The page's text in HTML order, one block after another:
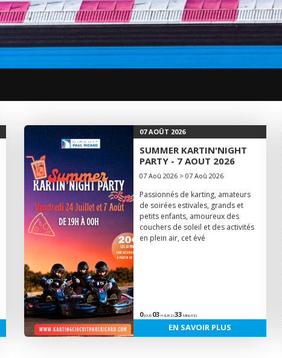
07 AOÛT 2026
SUMMER KARTIN'NIGHT
PARTY - 7 AOUT 2026
07 Aoû 2026 > 07 Aoû 2026
Passionnés de karting, amateurs
de soirées estivales, grands et
petits enfants, amoureux des
couchers de soleil et des activités
en plein air, cet évé
0JOUR 03HEURES33MINUTES
EN SAVOIR PLUS